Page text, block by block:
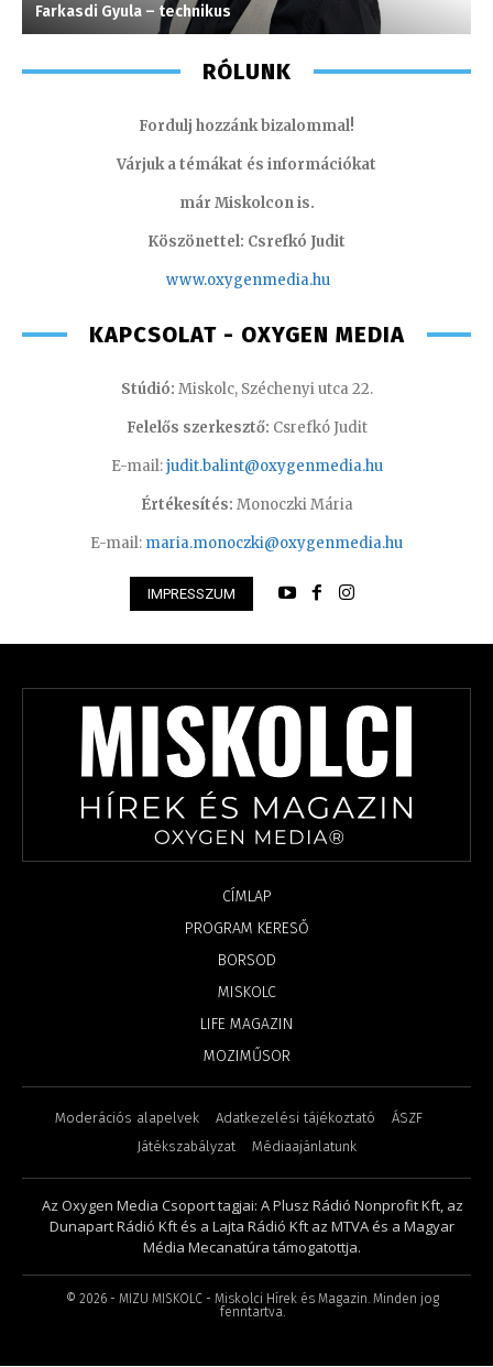
Farkasdi Gyula – technikus
RÓLUNK
Fordulj hozzánk bizalommal!
Várjuk a témákat és információkat
már Miskolcon is.
Köszönettel: Csrefkó Judit
www.oxygenmedia.hu
KAPCSOLAT - OXYGEN MEDIA
Stúdió: Miskolc, Széchenyi utca 22.
Felelős szerkesztő: Csrefkó Judit
E-mail:judit.balint@oxygenmedia.hu
Értékesítés: Monoczki Mária
E-mail: maria.monoczki@oxygenmedia.hu
IMPRESSZUM
CÍMLAP
PROGRAM KERESŐ
BORSOD
MISKOLC
LIFE MAGAZIN
MOZIMŰSOR
Moderációs alapelvek Adatkezelési tájékoztató
ÁSZF
Játékszabályzat
Médiaajánlatunk
Az Oxygen Media Csoport tagjai: A Plusz Rádió Nonprofit Kft, az
Dunapart Rádió Kft és a Lajta Rádió Kft az MTVA és a Magyar
Média Mecanatúra támogatottja.
© 2026- MIZU MISKOLC - Miskolci Hírek és Magazin. Minden jog
fenntartva.